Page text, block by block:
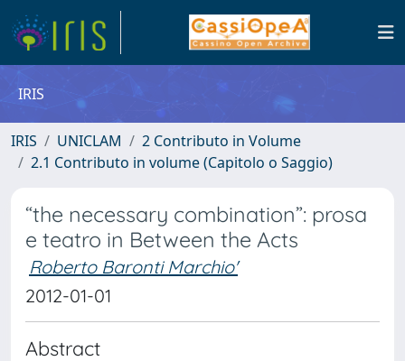
IRIS
IRIS UNICLAM
2 Contributo in Volume
2.1 Contributo in volume (Capitolo o Saggio)
“the necessary combination”: prosa
e teatro in Between the Acts
Roberto Baronti Marchio'
2012-01-01
Abstract